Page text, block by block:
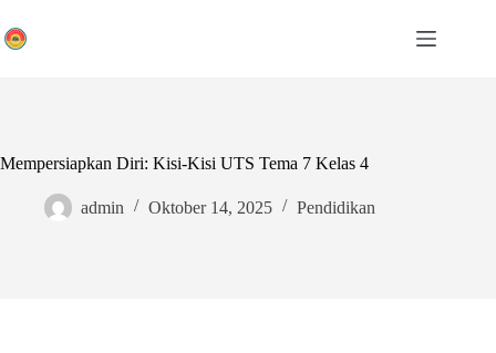
to
content
Mempersiapkan Diri: Kisi-Kisi UTS Tema 7 Kelas 4
admin Oktober 14, 2025 Pendidikan